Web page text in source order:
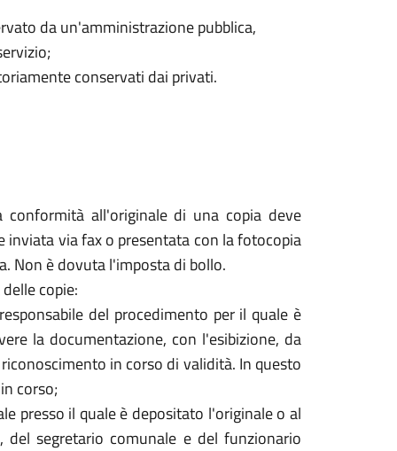
da un'amministrazione pubblica,
conservati dai privati.
all'originale di una copia deve
via fax o presentata con la fotocopia
Non è dovuta l'imposta di bollo.
copie:
del procedimento per il quale è
la documentazione, con l'esibizione, da
in corso di validità. In questo
corso;
presso il quale è depositato l'originale o al
segretario comunale e del funzionario